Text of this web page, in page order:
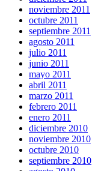
noviembre 2011
octubre 2011
septiembre 2011
agosto 2011
julio 2011
junio 2011
mayo 2011
abril 2011
marzo 2011
febrero 2011
enero 2011
diciembre 2010
noviembre 2010
octubre 2010
septiembre 2010